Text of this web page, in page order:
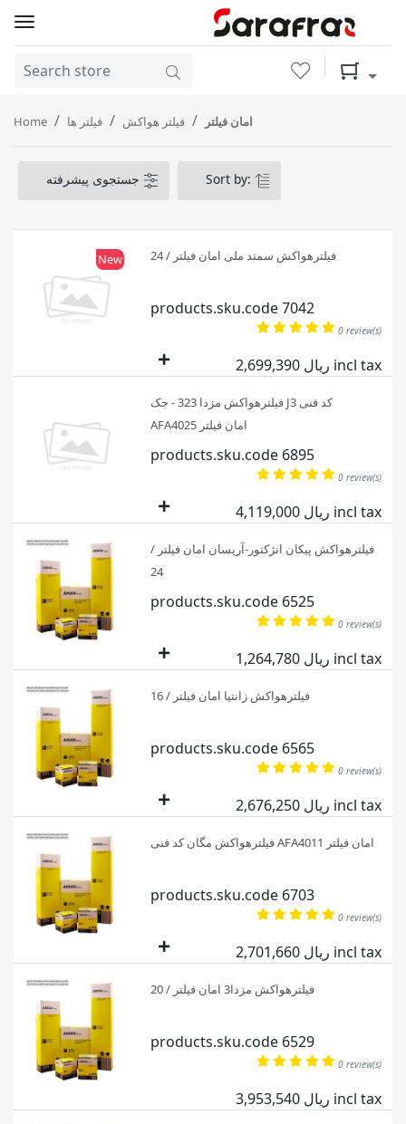
Wishlist
Home فیلتر ها فیلتر هواکش امان فیلتر
Sort by:
New فیلترهواکش سمند ملی امان فیلتر / 24
products.sku.code 7042
0 review(s)
2,699,390 ریال incl tax
فیلترهواکش مزدا 323 - جک J3 کد فنی
AFA4025 امان فیلتر
products.sku.code 6895
0 review(s)
4,119,000 ریال incl tax
فیلترهواکش پیکان انژکتور-آریسان امان فیلتر /
24
products.sku.code 6525
0 review(s)
1,264,780 ریال incl tax
فیلترهواکش زانتیا امان فیلتر / 16
products.sku.code 6565
0 review(s)
2,676,250 ریال incl tax
فیلترهواکش مگان کد فنی AFA4011 امان فیلتر
products.sku.code 6703
0 review(s)
2,701,660 ریال incl tax
فیلترهواکش مزدا3 امان فیلتر / 20
products.sku.code 6529
0 review(s)
3,953,540 ریال incl tax